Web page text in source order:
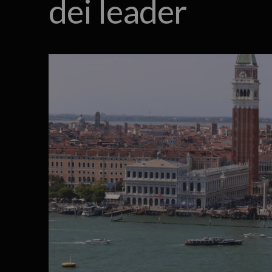
dei leader